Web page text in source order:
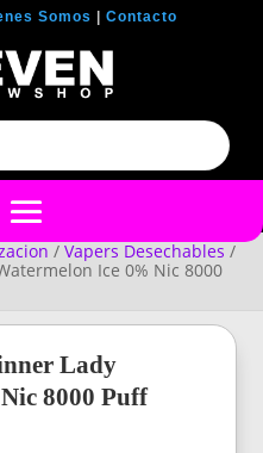
Somos Contacto
/Vapers Desechables /
Ice 0% Nic 8000
Lady
8000 Puff